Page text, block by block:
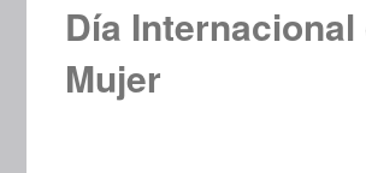
Día Internacional
Mujer